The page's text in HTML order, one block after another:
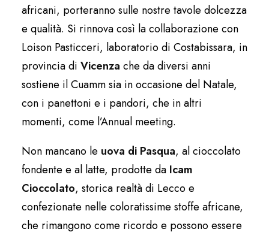
africani, porteranno sulle nostre tavole dolcezza
e qualità. Si rinnova così la collaborazione con
Loison Pasticceri, laboratorio di Costabissara, in
provincia di Vicenza che da diversi anni
sostiene il Cuamm sia in occasione del Natale,
con i panettoni e i pandori, che in altri
momenti, come l’Annual meeting.
Non mancano le uova di Pasqua, al cioccolato
fondente e al latte, prodotte da Icam
Cioccolato, storica realtà di Lecco e
confezionate nelle coloratissime stoffe africane,
che rimangono come ricordo e possono essere